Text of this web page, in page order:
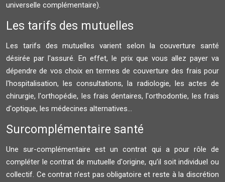
universelle complémentaire).
Les tarifs des mutuelles
Les tarifs des mutuelles varient selon la couverture santé
désirée par l'assuré. En effet, le prix que vous allez payer va
dépendre de vos choix en termes de couverture des frais pour
l'hospitalisation, les consultations, la radiologie, les actes de
chirurgie, l'orthopédie, les frais dentaires, l'orthodontie, les frais
d'optique, les médecines alternatives...
Surcomplémentaire santé
Une sur-complémentaire est un contrat qui a pour rôle de
compléter le contrat de mutuelle d'origine, qu’il soit individuel ou
collectif. Ce contrat n’est pas obligatoire et reste à la discrétion